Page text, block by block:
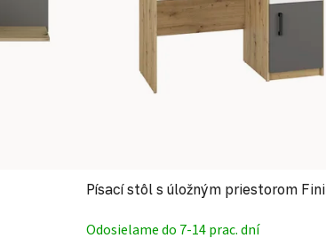
Písací stôl s úložným priestorom Fini
Odosielame do 7-14 prac. dní